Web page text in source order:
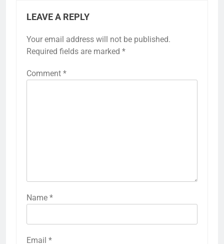
LEAVE A REPLY
Your email address will not be published.
Required fields are marked *
Comment *
Name *
Email *